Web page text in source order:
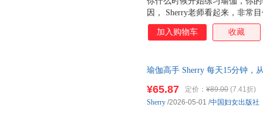
因， Sherry老师看起来，非常
Sherry老师练习瑜伽，成为一
Sherry老师，一起成为瑜伽高
加入购物车 收藏
瑜伽高手 Sherry 每天15分钟，
¥65.87 定价： ¥89.00 (7.41折)
Sherry /2026-05-01 /中国妇女出版社